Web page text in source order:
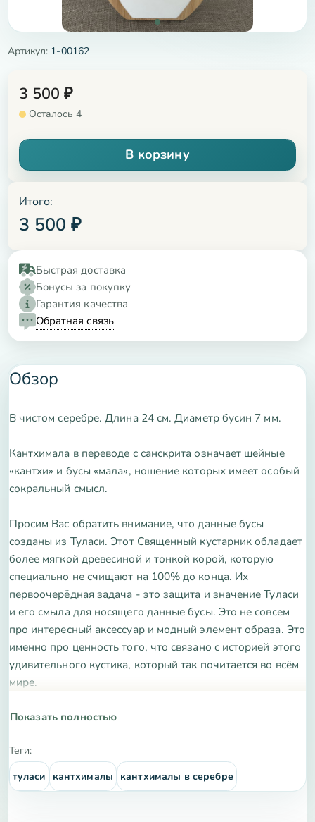
Артикул: 1-00162
3 500 ₽
Осталось 4
В корзину
Итого:
3 500 ₽
Быстрая доставка
Бонусы за покупку
Гарантия качества
Обратная связь
Обзор
В чистом серебре. Длина 24 см. Диаметр бусин 7 мм.
Кантхимала в переводе с санскрита означает шейные
«кантхи» и бусы «мала», ношение которых имеет особый
сокральный смысл.
Просим Вас обратить внимание, что данные бусы
созданы из Туласи. Этот Священный кустарник обладает
более мягкой древесиной и тонкой корой, которую
специально не счищают на 100% до конца. Их
первоочерёдная задача - это защита и значение Туласи
и его смыла для носящего данные бусы. Это не совсем
про интересный аксессуар и модный элемент образа. Это
именно про ценность того, что связано с историей этого
удивительного кустика, который так почитается во всём
мире.
Удобная застёжка поможет Вам легко надевать и
Туласи, или Базилик Священный, является одним из
самых уважаемых и оберегаемых растений во всем мире.
Показать полностью
Теги:
туласи
кантхималы кантхималы в серебре